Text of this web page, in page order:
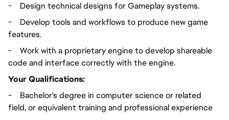
-
Design technical designs for Gameplay systems.
-
Develop tools and workflows to produce new game
features.
-
Work with a proprietary engine to develop shareable
code and interface correctly with the engine.
Your Qualifications:
-
Bachelor's degree in computer science or related
field, or equivalent training and professional experience